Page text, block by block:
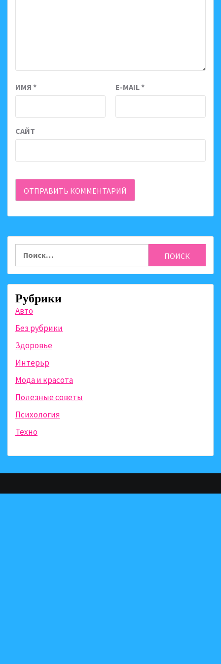
ИМЯ * E-MAIL*
САЙТ
Рубрики
Авто
Без рубрики
Здоровье
Интерьр
Мода и красота
Полезные советы
Психология
Техно